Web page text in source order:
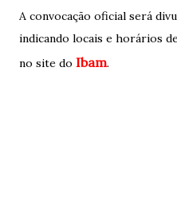
A convocação oficial será
indicando locais e horários
no site do Ibam.